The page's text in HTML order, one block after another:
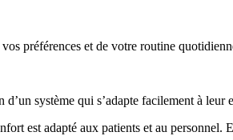
préférences et de votre routine
système qui s’adapte facilement à leur
est adapté aux patients et au personnel.